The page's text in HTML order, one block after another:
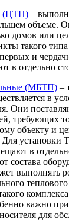
(ЦТП) –
объеме.
домов или
такого
и
в отдельно
(МБТП) –
в
Они
требующих
объекту и
Для установки
в
состава
выполнять
важно при
для